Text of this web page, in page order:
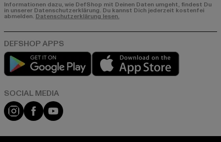
Informationen dazu, wie DefShop mit Deinen Daten umgeht, findest Du
in unserer Datenschutzerklärung. Du kannst Dich jederzeit kostenfei
abmelden. Datenschutzerklärung lesen.
Play market
Instagram
FacebookYouTube